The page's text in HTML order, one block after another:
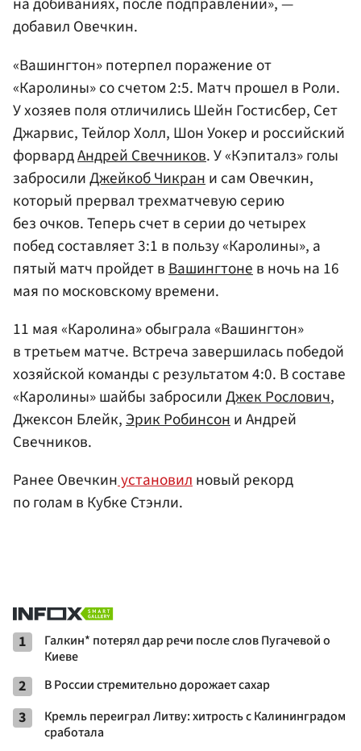
добавил Овечкин.
«Вашингтон» потерпел поражение от
«Каролины» со счетом 2:5. Матч прошел в Роли.
У хозяев поля отличились Шейн Гостисбер, Сет
Джарвис, Тейлор Холл, Шон Уокер и российский
форвардАндрей Свечников. У «Кэпиталз» голы
забросилиДжейкоб Чикран и сам Овечкин,
который прервал трехматчевую серию
без очков. Теперь счет в серии до четырех
побед составляет 3:1 в пользу «Каролины», а
пятый матч пройдет в Вашингтоне в ночь на 16
мая по московскому времени.
11 мая «Каролина» обыграла «Вашингтон»
в третьем матче. Встреча завершилась победой
хозяйской команды с результатом 4:0. В составе
«Каролины» шайбы забросилиДжек Рослович,
Джексон Блейк,Эрик Робинсони Андрей
Свечников.
Ранее Овечкинустановилновый рекорд
по голам в Кубке Стэнли.
1
Галкин* потерял дар речи после слов Пугачевой о
Киеве
2 В России стремительно дорожает сахар
3
Кремль переиграл Литву: хитрость с Калининградом
сработала